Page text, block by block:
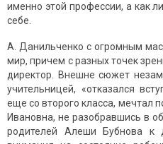
именно этой профессии, а как
себе.
А. Данильченко с огромным
мир, причем с разных точек
директор. Внешне сюжет
учительницей, «отказался
еще со второго класса, мечтал
Ивановна, не разобравшись в
родителей Алеши Бубнова к